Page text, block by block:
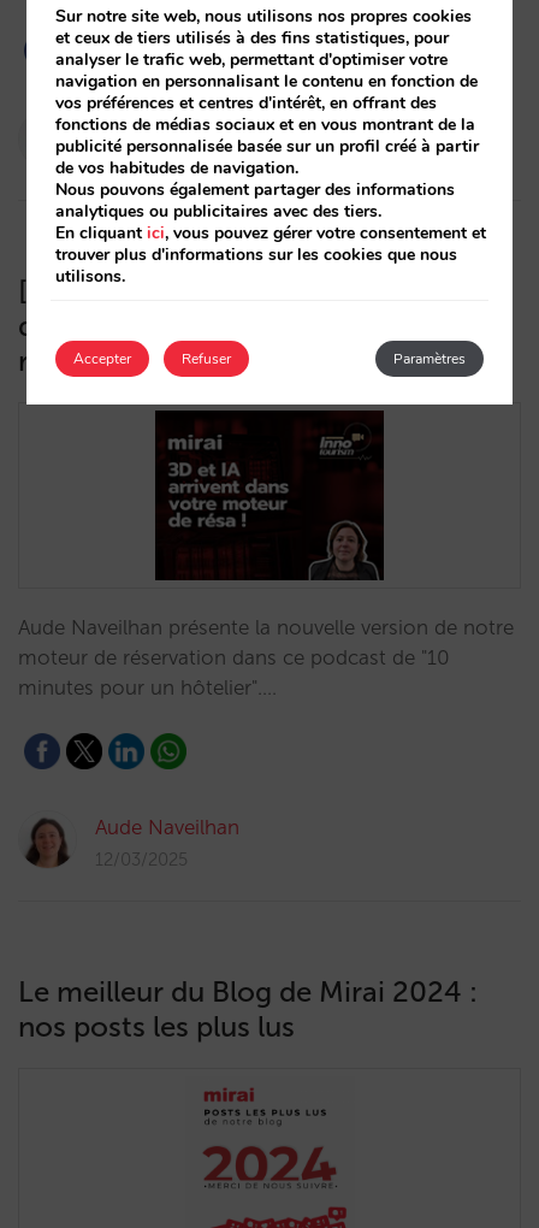
Pablo Delgado
21/05/2025
[Inno’Tourism] La 3D et l’IA
débarquent dans votre moteur de
réservation !
Aude Naveilhan présente la nouvelle version de notre
moteur de réservation dans ce podcast de "10
minutes pour un hôtelier".…
Aude Naveilhan
12/03/2025
Le meilleur du Blog de Mirai 2024 :
nos posts les plus lus
Sur notre site web, nous utilisons nos propres cookies
et ceux de tiers utilisés à des fins statistiques, pour
analyser le trafic web, permettant d'optimiser votre
navigation en personnalisant le contenu en fonction de
vos préférences et centres d'intérêt, en offrant des
fonctions de médias sociaux et en vous montrant de la
publicité personnalisée basée sur un profil créé à partir
de vos habitudes de navigation.
Nous pouvons également partager des informations
analytiques ou publicitaires avec des tiers.
En cliquantici, vous pouvez gérer votre consentement et
trouver plus d'informations sur les cookies que nous
utilisons.
Accepter Paramètres
Refuser